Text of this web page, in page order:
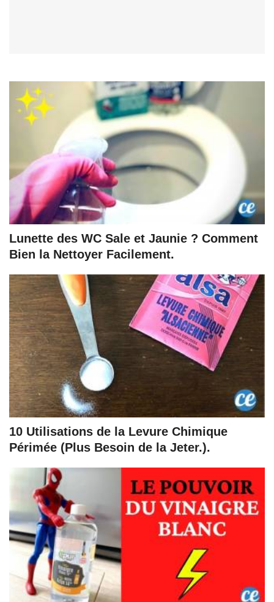
Lunette des WC Sale et Jaunie ? Comment
Bien la Nettoyer Facilement.
10 Utilisations de la Levure Chimique
Périmée (Plus Besoin de la Jeter.).